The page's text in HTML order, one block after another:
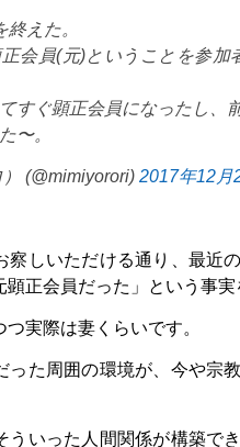
えた。
会員(元)ということを参
すぐ顕正会員になったし、
〜。
(@mimiyorori) 2017年12月
察しいただける通り、最近
正会員だった」という事実
実際は妻くらいです。
った周囲の環境が、今や宗
ういった人間関係が構築で